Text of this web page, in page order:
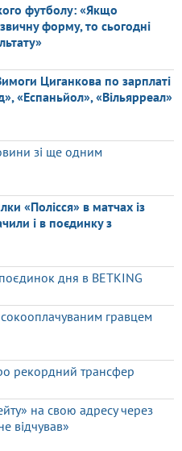
футболу: «Якщо
форму, то сьогодні
Циганкова по зарплаті
«Еспаньйол», «Вільярреал»
зі ще одним
«Полісся» в матчах із
і в поєдинку з
дня в BETKING
гравцем
рекордний трансфер
на свою адресу через
відчував»